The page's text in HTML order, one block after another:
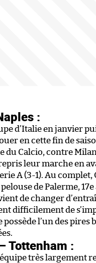
:
d’Italie en janvier
en cette fin de
du Calcio, contre
leur marche en
A (3-1). Au
de Palerme,
de changer
difficilement de
l’un des pires
Tottenham :
très largement